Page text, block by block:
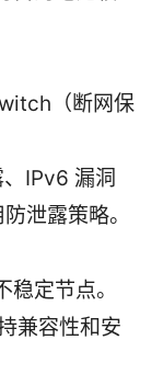
（断网保
IPv6 漏洞
泄露策略。
定节点。
兼容性和安